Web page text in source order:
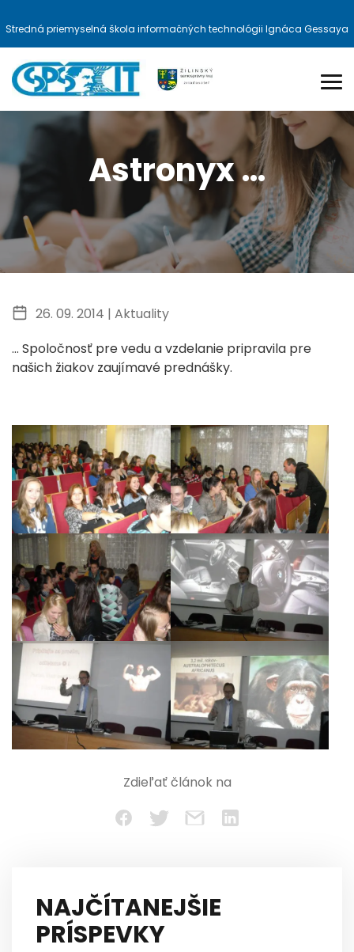
Stredná priemyselná škola informačných technológii Ignáca Gessaya
Astronyx …
26. 09. 2014 | Aktuality
… Spoločnosť pre vedu a vzdelanie pripravila pre
našich žiakov zaujímavé prednášky.
Zdieľať článok na
NAJČÍTANEJŠIE
PRÍSPEVKY